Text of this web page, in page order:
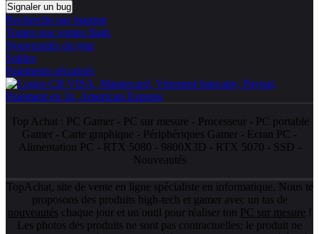
Signaler un bug
Recherche par marque
Toutes nos ventes flash
Nouveautés du jour
Soldes
Paiements sécurisés
Top Achat : PC Gamer- PC sur mesure - Processeur- PC portable
Gamer - Carte graphique - Périphériques Gamer - Ecran PC -
Alimentation PC - RTX 5080 - 9800X3D - RTX 5070 - SSD -
Nouveautés
TopAchat, site de vente en ligne spécialiste en informatique. Nous te
proposons des produits high-tech et gamer avec un tas de
nouveautés chaque jour et un outil pour réaliser ton PC sur mesure !
Les photos des produits ne sont pas contractuelles; le produit ne